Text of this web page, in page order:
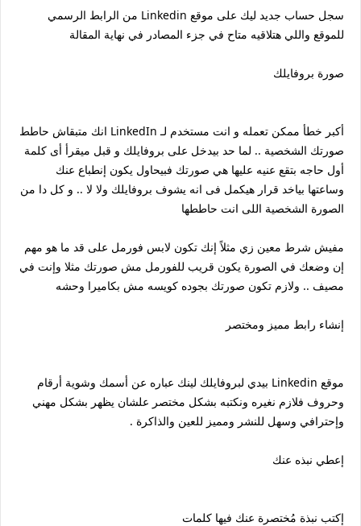
سجل حساب جديد ليك على موقع Linkedin من الرابط الرسمي
للموقع واللي هتلاقيه متاح في جزء المصادر في نهاية المقالة
صورة بروفايلك
أكبر خطأ ممكن تعمله و انت مستخدم لـ LinkedIn انك متبقاش حاطط
صورتك الشخصية .. لما حد بيدخل على بروفايلك و قبل ميقرأ أى كلمة
أول حاجه بتقع عنيه عليها هي صورتك فبيحاول يكون إنطباع عنك
وساعتها بياخد قرار هيكمل فى انه يشوف بروفايلك ولا لا .. و كل دا من
الصورة الشخصية اللى انت حاططها
مفيش شرط معين زي مثلاً إنك تكون لابس فورمل على قد ما هو مهم
إن وضعك في الصورة يكون قريب للفورمل مش صورتك مثلا وإنت في
مصيف .. ولازم تكون صورتك بجوده كويسه مش بكاميرا وحشه
إنشاء رابط مميز ومختصر
موقع Linkedin بيدي لبروفايلك لينك عباره عن أسمك وشوية أرقام
وحروف فلازم نغيره ونكتبه بشكل مختصر علشان يظهر بشكل مهني
وإحترافي وسهل للنشر ومميز للعين والذاكرة .
إعطي نبذه عنك
إكتب نبذة مُختصرة عنك فيها كلمات